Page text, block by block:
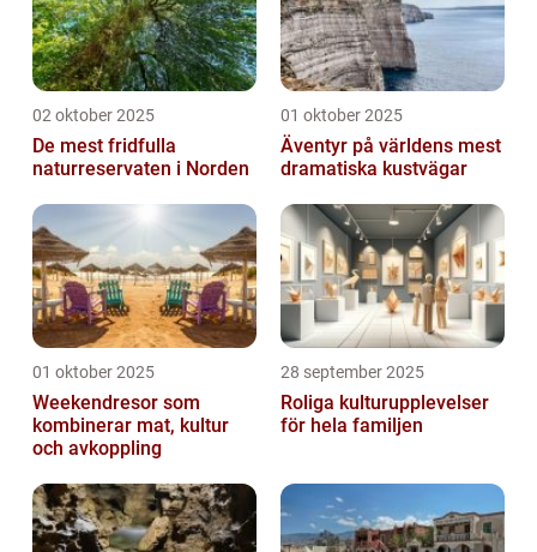
02 oktober 2025
De mest fridfulla
naturreservaten i Norden
01 oktober 2025
Äventyr på världens mest
dramatiska kustvägar
01 oktober 2025
Weekendresor som
kombinerar mat, kultur
och avkoppling
28 september 2025
Roliga kulturupplevelser
för hela familjen